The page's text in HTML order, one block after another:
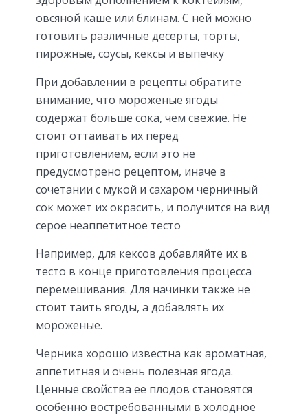
овсяной каше или блинам. С ней можно
готовить различные десерты, торты,
пирожные, соусы, кексы и выпечку
При добавлении в рецепты обратите
внимание, что мороженые ягоды
содержат больше сока, чем свежие. Не
стоит оттаивать их перед
приготовлением, если это не
предусмотрено рецептом, иначе в
сочетании с мукой и сахаром черничный
сок может их окрасить, и получится на вид
серое неаппетитное тесто
Например, для кексов добавляйте их в
тесто в конце приготовления процесса
перемешивания. Для начинки также не
стоит таить ягоды, а добавлять их
мороженые.
Черника хорошо известна как ароматная,
аппетитная и очень полезная ягода.
Ценные свойства ее плодов становятся
особенно востребованными в холодное